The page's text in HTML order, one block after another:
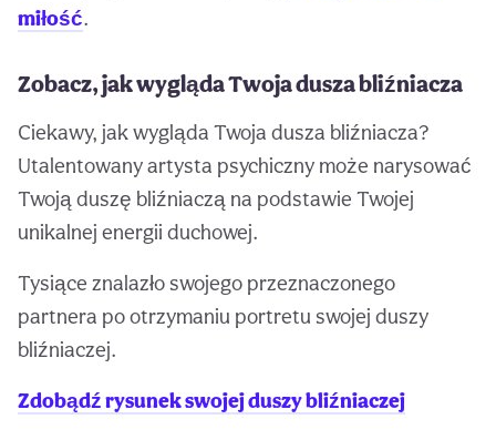
miłość.
Zobacz, jak wygląda Twoja dusza bliźniacza
Ciekawy, jak wygląda Twoja dusza bliźniacza?
Utalentowany artysta psychiczny może narysować
Twoją duszę bliźniaczą na podstawie Twojej
unikalnej energii duchowej.
Tysiące znalazło swojego przeznaczonego
partnera po otrzymaniu portretu swojej duszy
bliźniaczej.
Zdobądź rysunek swojej duszy bliźniaczej